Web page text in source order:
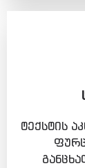
ტექსტის